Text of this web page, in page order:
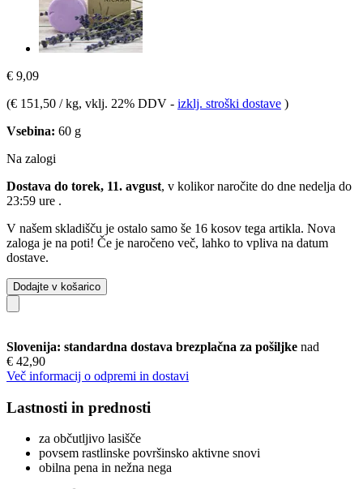
€ 9,09
(€ 151,50 / kg, vklj. 22% DDV - izklj. stroški dostave )
Vsebina: 60 g
Na zalogi
Dostava do torek, 11. avgust, v kolikor naročite do dne nedelja do
23:59 ure .
V našem skladišču je ostalo samo še 16 kosov tega artikla. Nova
zaloga je na poti! Če je naročeno več, lahko to vpliva na datum
dostave.
Dodajte v košarico
Slovenija: standardna dostava brezplačna za pošiljke nad
€ 42,90
Več informacij o odpremi in dostavi
Lastnosti in prednosti
za občutljivo lasišče
povsem rastlinske površinsko aktivne snovi
obilna pena in nežna nega